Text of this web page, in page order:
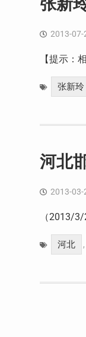
张新
2013-07-
【提示：
张新玲
河北
2013-03-
（2013/
河北 ,